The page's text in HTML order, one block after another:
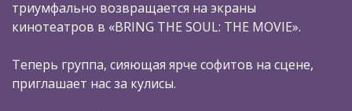
триумфально возвращается на экраны
кинотеатров в «BRING THE SOUL: THE MOVIE».
Теперь группа, сияющая ярче софитов на сцене,
приглашает нас за кулисы.